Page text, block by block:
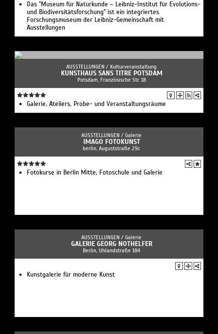
Das "Museum für Naturkunde – Leibniz-Institut für Evolutions-
und Biodiversitätsforschung" ist ein integriertes
Forschungsmuseum der Leibniz-Gemeinschaft mit
Ausstellungen
AUSSTELLUNGEN / Kulturveranstaltung
KUNSTHAUS SANS TITRE POTSDAM
Potsdam, Französische Str. 18
Galerie, Ateliers, Probe- und Veranstaltungsräume
AUSSTELLUNGEN / Galerie
IMAGO FOTOKUNST
berlin, Auguststraße 29c
Fotokurse in Berlin Mitte, Fotoschule und Galerie
AUSSTELLUNGEN / Galerie
GALERIE GEORG NOTHELFER
Berlin, Uhlandstraße 184
Kunstgalerie für moderne Kunst